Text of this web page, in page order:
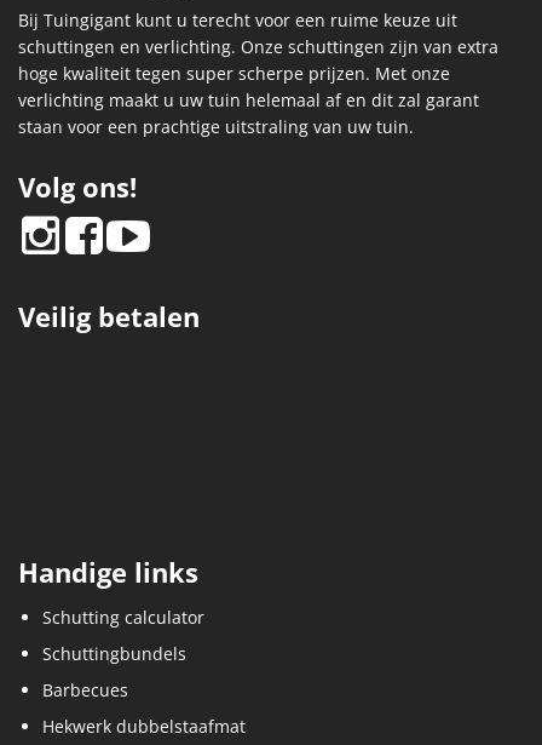
Bij Tuingigant kunt u terecht voor een ruime keuze uit
schuttingen en verlichting. Onze schuttingen zijn van extra
hoge kwaliteit tegen super scherpe prijzen. Met onze
verlichting maakt u uw tuin helemaal af en dit zal garant
staan voor een prachtige uitstraling van uw tuin.
Volg ons!
Veilig betalen
Handige links
Schutting calculator
Schuttingbundels
Barbecues
Hekwerk dubbelstaafmat